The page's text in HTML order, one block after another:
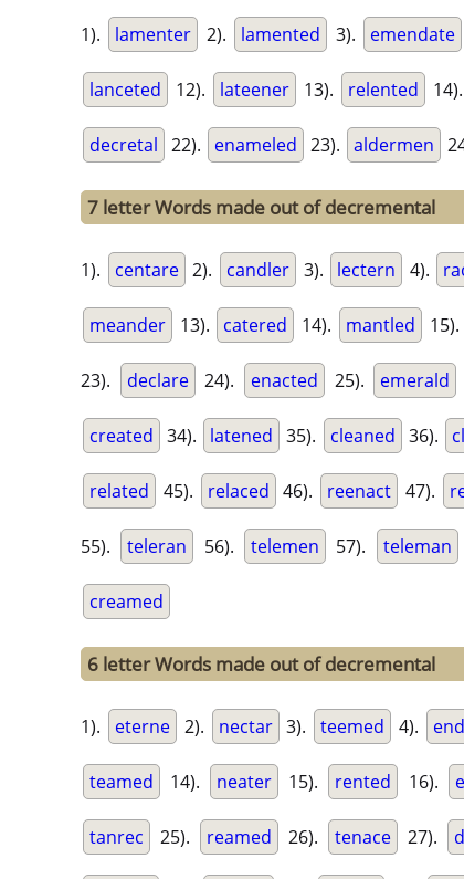
1). lamenter 2). lamented 3). emendate
lanceted 12). lateener 13). relented 14).
decretal 22). enameled 23). aldermen
7 letter Words made out of decremental
1). centare 2). candler 3). lectern 4).
meander 13). catered 14). mantled 15).
23). declare 24). enacted 25). emerald
created 34). latened 35). cleaned 36).
related 45). relaced 46). reenact 47).
55). teleran 56). telemen 57). teleman
creamed
6 letter Words made out of decremental
1). eterne 2). nectar 3). teemed 4).
teamed 14). neater 15). rented 16).
tanrec 25). reamed 26). tenace 27).